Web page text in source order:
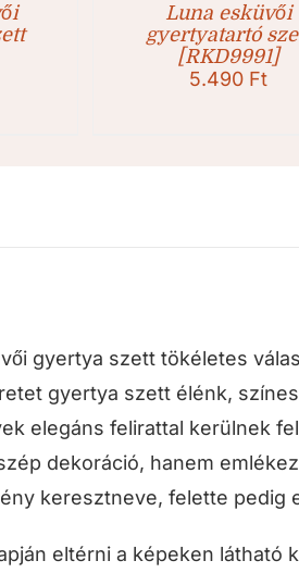
Luna esküvői
gyertyatartó
[RKD9991]
5.490 Ft
gyertya szett tökéletes
gyertya szett élénk,
elegáns felirattal kerülnek
dekoráció, hanem
keresztneve, felette pedig
eltérni a képeken látható